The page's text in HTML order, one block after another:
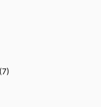
(7)